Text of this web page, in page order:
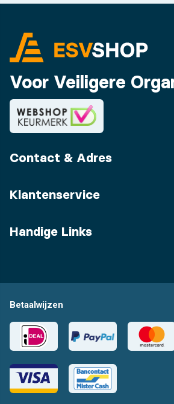
Voor Veiligere
Contact & Adres
Klantenservice
Handige Links
Betaalwijzen